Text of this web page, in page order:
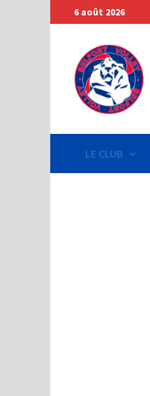
6 août 2026
LE CLUB